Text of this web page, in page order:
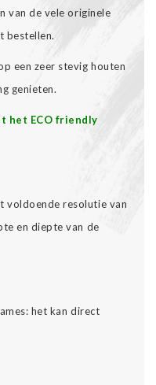
van de vele originele
bestellen.
een zeer stevig houten
genieten.
het ECO friendly
voldoende resolutie van
en diepte van de
het kan direct